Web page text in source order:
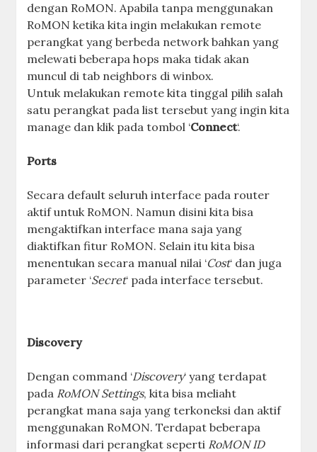
dengan RoMON. Apabila tanpa menggunakan
RoMON ketika kita ingin melakukan remote
perangkat yang berbeda network bahkan yang
melewati beberapa hops maka tidak akan
muncul di tab neighbors di winbox.
Untuk melakukan remote kita tinggal pilih salah
satu perangkat pada list tersebut yang ingin kita
manage dan klik pada tombol ‘Connect‘.
Ports
Secara default seluruh interface pada router
aktif untuk RoMON. Namun disini kita bisa
mengaktifkan interface mana saja yang
diaktifkan fitur RoMON. Selain itu kita bisa
menentukan secara manual nilai ‘Cost‘ dan juga
parameter ‘Secret‘ pada interface tersebut.
Discovery
Dengan command ‘Discovery‘ yang terdapat
pada RoMON Settings, kita bisa meliaht
perangkat mana saja yang terkoneksi dan aktif
menggunakan RoMON. Terdapat beberapa
informasi dari perangkat seperti RoMON ID